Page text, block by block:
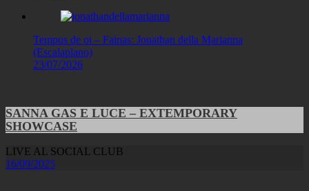
Tempus de oi – Fainas: Jonathan della Marianna
(Escalaplano)
23/07/2026
SANNA GAS E LUCE – EXTEMPORARY
SHOWCASE
LIVE AL SOCIAL CLUB
16/09/2025